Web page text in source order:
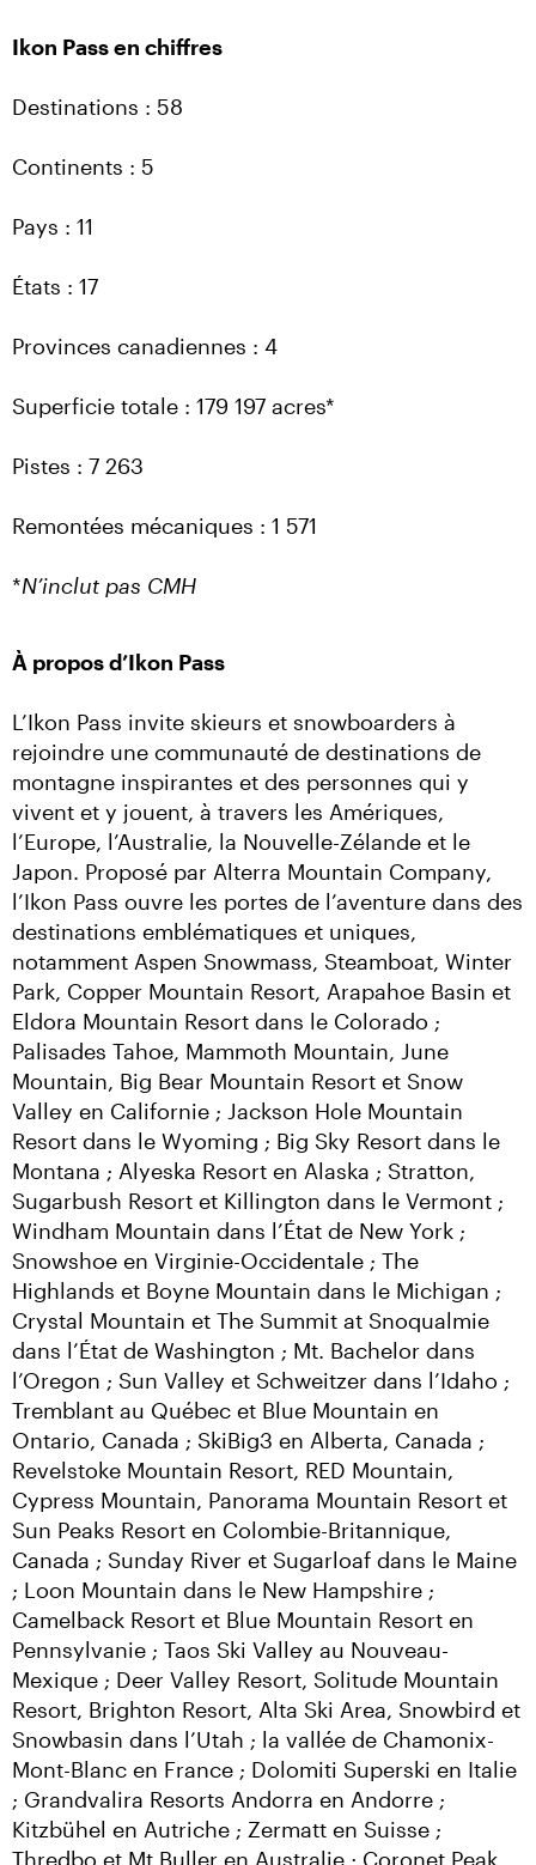
Ikon Pass en chiffres
Destinations : 58
Continents : 5
Pays : 11
États : 17
Provinces canadiennes : 4
Superficie totale : 179 197 acres*
Pistes : 7 263
Remontées mécaniques : 1 571
*N’inclut pas CMH
À propos d’Ikon Pass
L’Ikon Pass invite skieurs et snowboarders à
rejoindre une communauté de destinations de
montagne inspirantes et des personnes qui y
vivent et y jouent, à travers les Amériques,
l’Europe, l’Australie, la Nouvelle-Zélande et le
Japon. Proposé par Alterra Mountain Company,
l’Ikon Pass ouvre les portes de l’aventure dans des
destinations emblématiques et uniques,
notamment Aspen Snowmass, Steamboat, Winter
Park, Copper Mountain Resort, Arapahoe Basin et
Eldora Mountain Resort dans le Colorado ;
Palisades Tahoe, Mammoth Mountain, June
Mountain, Big Bear Mountain Resort et Snow
Valley en Californie ; Jackson Hole Mountain
Resort dans le Wyoming ; Big Sky Resort dans le
Montana ; Alyeska Resort en Alaska ; Stratton,
Sugarbush Resort et Killington dans le Vermont ;
Windham Mountain dans l’État de New York ;
Snowshoe en Virginie-Occidentale ; The
Highlands et Boyne Mountain dans le Michigan ;
Crystal Mountain et The Summit at Snoqualmie
dans l’État de Washington ; Mt. Bachelor dans
l’Oregon ; Sun Valley et Schweitzer dans l’Idaho ;
Tremblant au Québec et Blue Mountain en
Ontario, Canada ; SkiBig3 en Alberta, Canada ;
Revelstoke Mountain Resort, RED Mountain,
Cypress Mountain, Panorama Mountain Resort et
Sun Peaks Resort en Colombie-Britannique,
Canada ; Sunday River et Sugarloaf dans le Maine
; Loon Mountain dans le New Hampshire ;
Camelback Resort et Blue Mountain Resort en
Pennsylvanie ; Taos Ski Valley au Nouveau-
Mexique ; Deer Valley Resort, Solitude Mountain
Resort, Brighton Resort, Alta Ski Area, Snowbird et
Snowbasin dans l’Utah ; la vallée de Chamonix-
Mont-Blanc en France ; Dolomiti Superski en Italie
; Grandvalira Resorts Andorra en Andorre ;
Kitzbühel en Autriche ; Zermatt en Suisse ;
Thredbo et Mt Buller en Australie ; Coronet Peak,